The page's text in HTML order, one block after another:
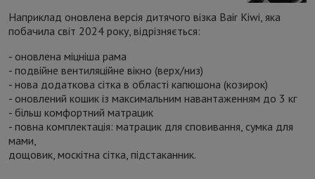
Наприклад оновлена версія дитячого візка Bair Kiwi, яка
побачила світ 2024 року, відрізняється:
- оновлена міцніша рама
- подвійне вентиляційне вікно (верх/низ)
- нова додаткова сітка в області капюшона (козирок)
- оновлений кошик із максимальним навантаженням до 3 кг
- більш комфортний матрацик
- повна комплектація: матрацик для сповивання, сумка для
мами,
дощовик, москітна сітка, підстаканник.